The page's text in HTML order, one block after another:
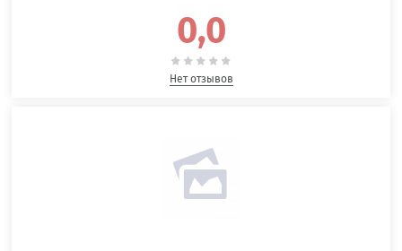
0,0
Нет отзывов